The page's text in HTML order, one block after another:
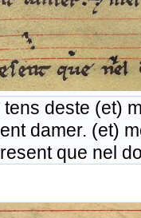
tens deste (et)
damer. (et)
que nel doi